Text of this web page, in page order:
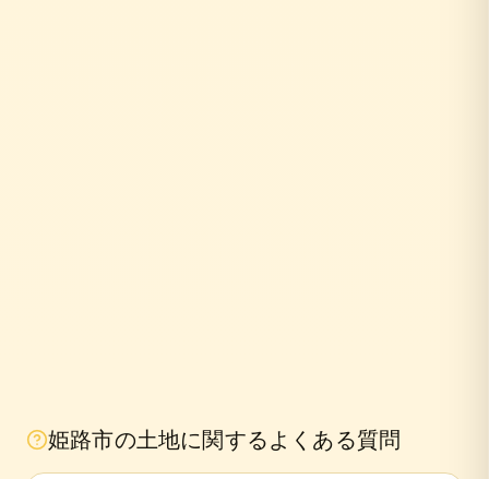
姫路市の土地に関するよくある質問